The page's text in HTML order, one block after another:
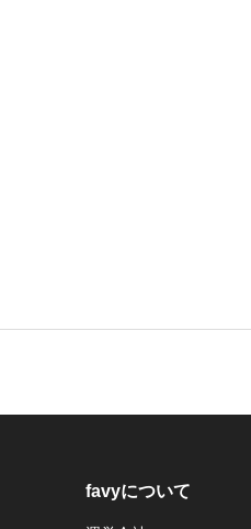
favyについて